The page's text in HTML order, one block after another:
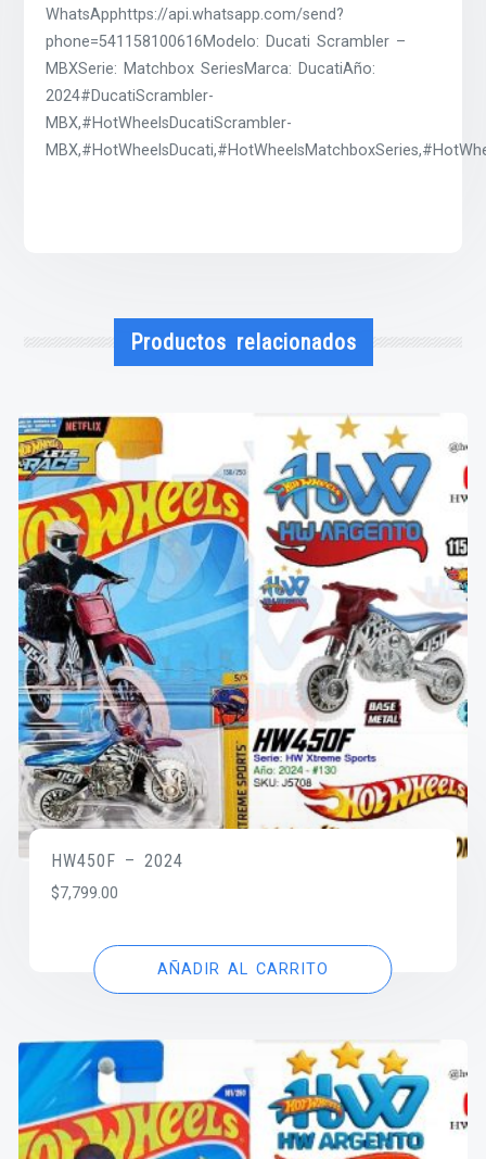
WhatsApphttps://api.whatsapp.com/send?
phone=541158100616Modelo: Ducati Scrambler –
MBXSerie: Matchbox SeriesMarca: DucatiAño:
2024#DucatiScrambler-
MBX,#HotWheelsDucatiScrambler-
Productos relacionados
HW450F – 2024
$7,799.00
AÑADIR AL CARRITO